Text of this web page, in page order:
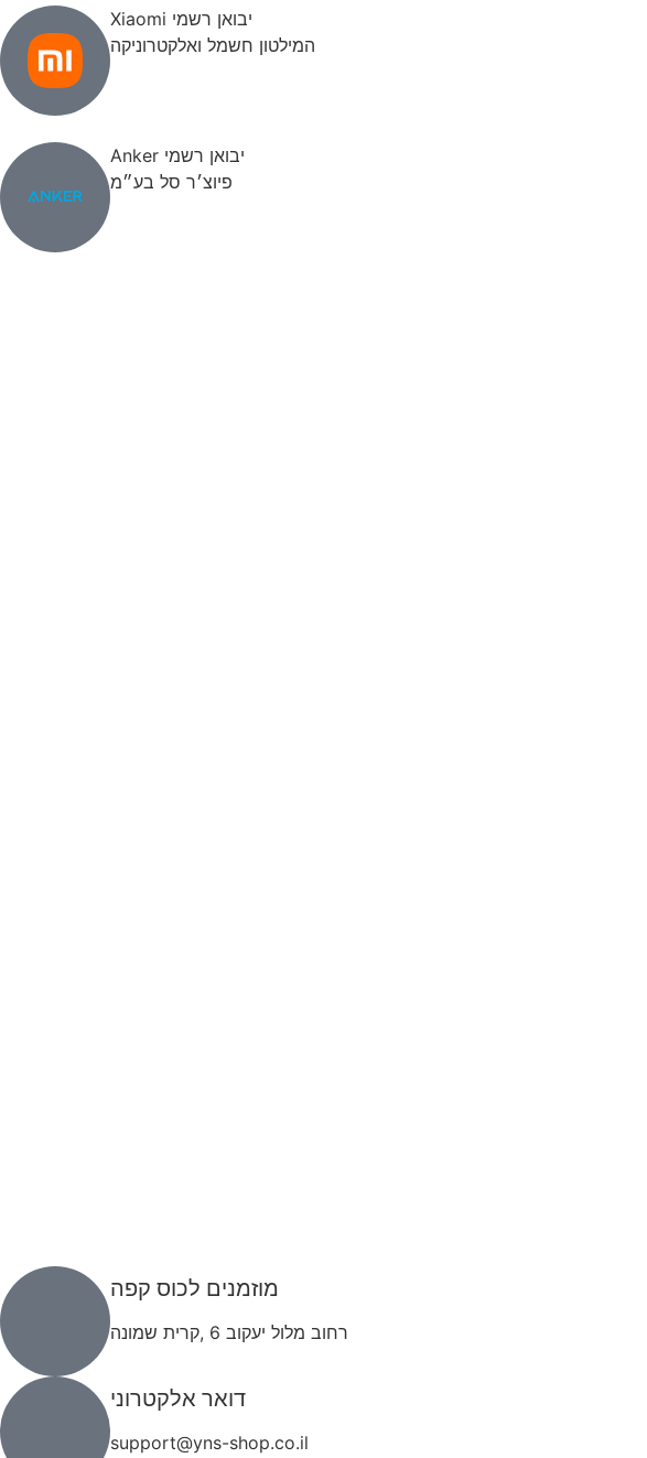
יבואן רשמי Xiaomi
המילטון חשמל ואלקטרוניקה
יבואן רשמי Anker
פיוצ׳ר סל בע״מ
מוזמנים לכוס קפה
רחוב מלול יעקוב 6 ,קרית שמונה
דואר אלקטרוני
support@yns-shop.co.il